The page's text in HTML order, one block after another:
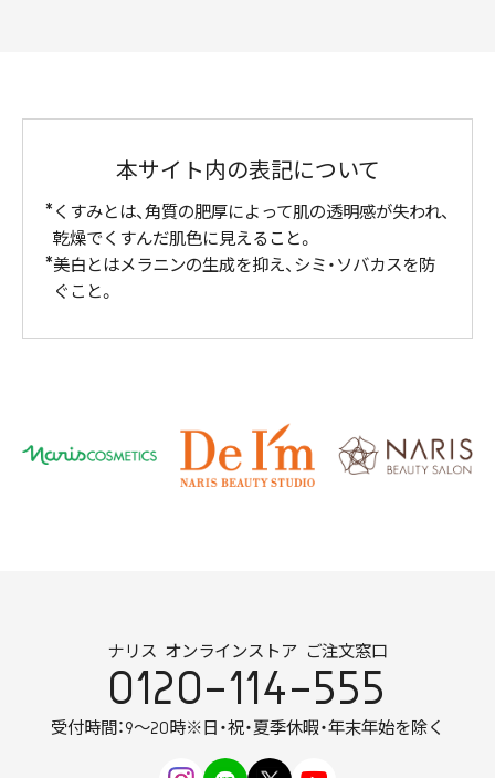
本サイト内の表記について
くすみとは、角質の肥厚によって肌の透明感が失われ、
乾燥でくすんだ肌色に見えること。
美白とはメラニンの生成を抑え、シミ・ソバカスを防
ぐこと。
ナリス オンラインストア ご注文窓口
0120-114-555
受付時間：9～20時※日・祝・夏季休暇・年末年始を除く